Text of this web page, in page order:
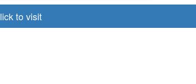
to visit